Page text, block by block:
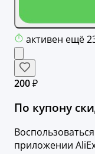
активен ещё
200 ₽
По купону
приложении